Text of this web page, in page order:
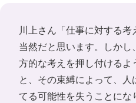
川上さん「仕事に対する
当然だと思います。しか
方的な考えを押し付けるよ
と、その束縛によって、
てる可能性を失うことにな